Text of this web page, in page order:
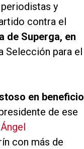
y
contra el
de Superga, en
Selección para el
en beneficio
de ese
Ángel
con más de